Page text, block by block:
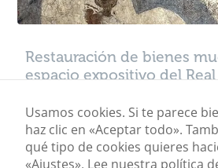
Restauración de bienes
espacio expositivo del
Usamos cookies. Si te parece
haz clic en «Aceptar todo».
qué tipo de cookies quieres